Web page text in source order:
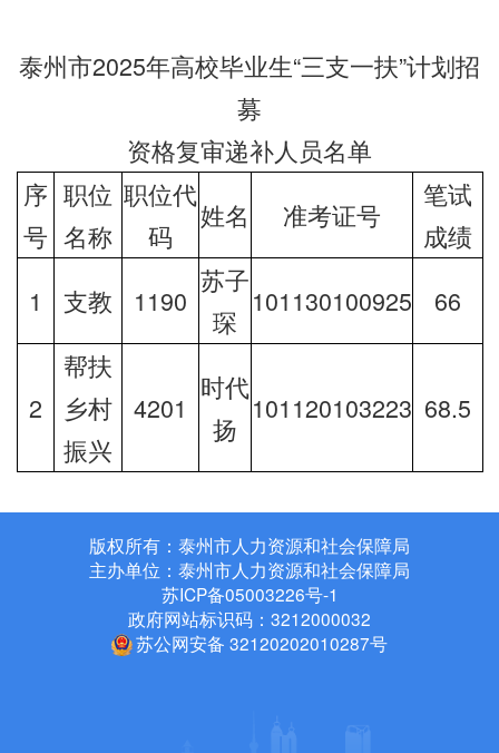
泰州市2025年高校毕业生“三支一扶”计划招
募
资格复审递补人员名单
序
号
职位
名称
职位代
码
姓名 准考证号
笔试
成绩
1
支教 1190
苏子
琛
101130100925 66
2
帮扶
乡村
振兴
4201
时代
扬
101120103223 68.5
版权所有：泰州市人力资源和社会保障局
主办单位：泰州市人力资源和社会保障局
苏ICP备05003226号-1
政府网站标识码：3212000032
苏公网安备 32120202010287号